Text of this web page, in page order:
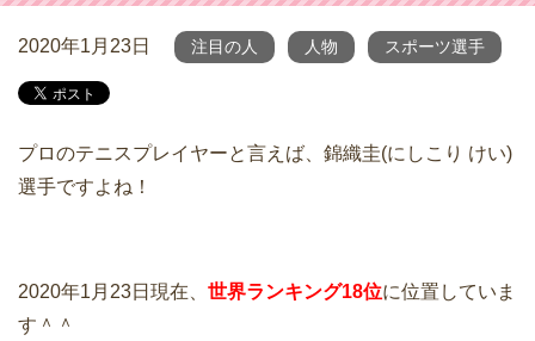
2020年1月23日 注目の人 人物 スポーツ選手
プロのテニスプレイヤーと言えば、錦織圭(にしこり けい)
選手ですよね！
2020年1月23日現在、 世界ランキング18位に位置していま
す＾＾